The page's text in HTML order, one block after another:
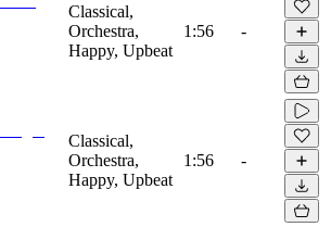
Classical,
Orchestra,
Happy, Upbeat
1:56 -
Classical,
Orchestra,
Happy, Upbeat
1:56 -